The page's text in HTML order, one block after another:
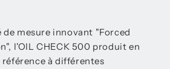
de mesure innovant "Forced
l'OIL CHECK 500 produit en
à différentes